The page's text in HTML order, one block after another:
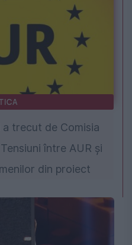
trecut de Comisia
între AUR și
din proiect